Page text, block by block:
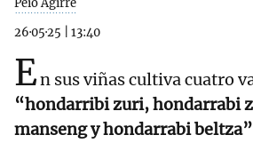
Peio Agirre
26·05·25
13:40
En sus viñas cultiva cuatro
“hondarribi zuri, hondarrabi
manseng y hondarrabi beltza”